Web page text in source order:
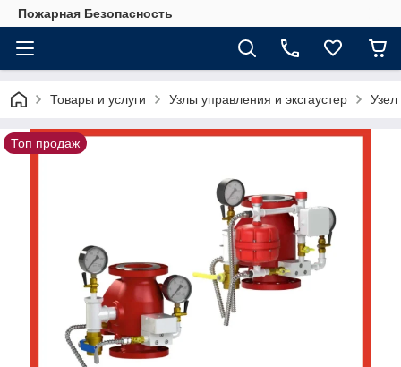
Пожарная Безопасность
Товары и услуги Узлы управления и эксгаустер
Топ продаж